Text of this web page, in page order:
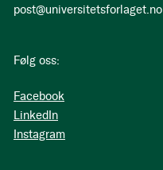
post@universitetsforlaget.no
Følg oss:
Facebook
LinkedIn
Instagram